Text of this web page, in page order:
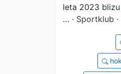
leta 2023
… · Sportklub